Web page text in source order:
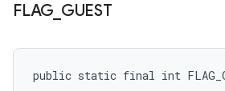
FLAG GUEST
public static final int